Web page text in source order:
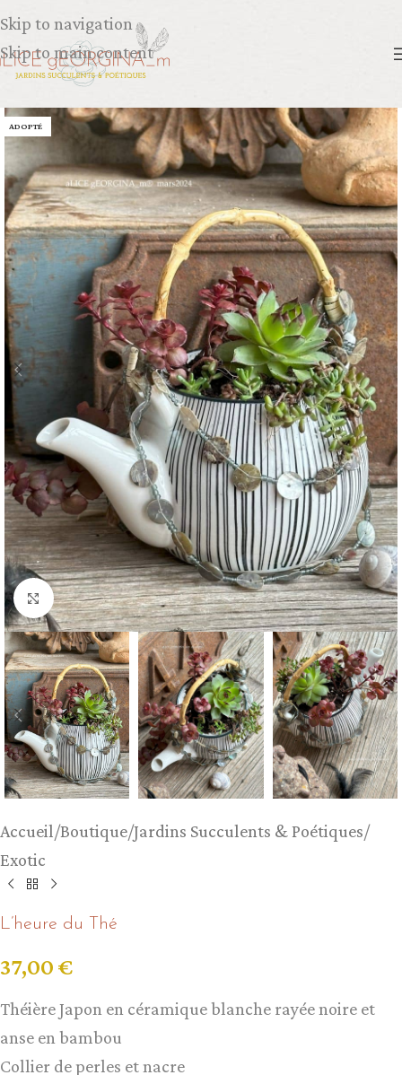
Skip to navigation
Skip to main content
ADOPTÉ
Agrandir
Accueil/Boutique/Jardins Succulents & Poétiques/
Exotic
L’heure du Thé
37,00 €
Théière Japon en céramique blanche rayée noire et
anse en bambou
Collier de perles et nacre